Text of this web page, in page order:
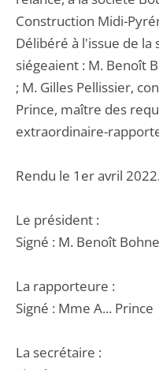
Construction Midi-
Délibéré à l'issue de la
siégeaient : M. Benoît
; M. Gilles Pellissier,
Prince, maître des
extraordinaire-
Rendu le 1er avril 2022.
Le président :
Signé : M. Benoît
La rapporteure :
Signé : Mme A... Prince
La secrétaire :